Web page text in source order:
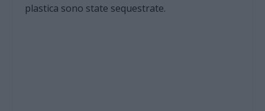
plastica sono state sequestrate.